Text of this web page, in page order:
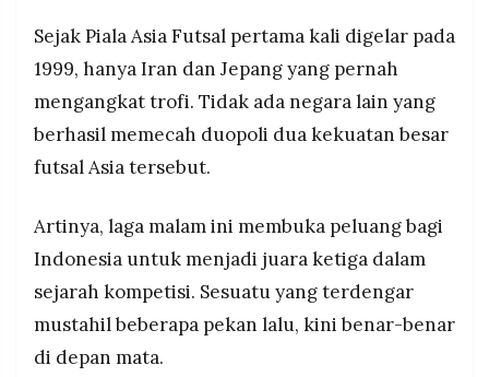
Sejak Piala Asia Futsal pertama kali digelar pada
1999, hanya Iran dan Jepang yang pernah
mengangkat trofi. Tidak ada negara lain yang
berhasil memecah duopoli dua kekuatan besar
futsal Asia tersebut.
Artinya, laga malam ini membuka peluang bagi
Indonesia untuk menjadi juara ketiga dalam
sejarah kompetisi. Sesuatu yang terdengar
mustahil beberapa pekan lalu, kini benar-benar
di depan mata.